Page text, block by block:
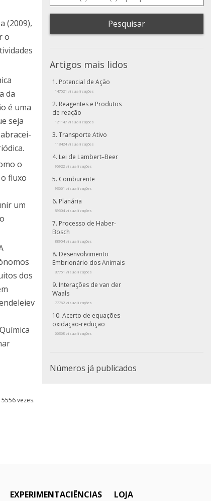
(2009),
o
da
é uma
seja
o
fluxo
um
dos
vezes.
Pesquisar
Artigos mais lidos
Potencial de Ação
147521 visualizações
Reagentes e Produtos
de reação
121147 visualizações
Transporte Ativo
118424 visualizações
Lei de Lambert–Beer
96922 visualizações
Comburente
93661 visualizações
Planária
89504 visualizações
Processo de Haber-
Bosch
88954 visualizações
Desenvolvimento
Embrionário dos Animais
87751 visualizações
Interações de van der
Waals
77762 visualizações
Acerto de equações
oxidação-redução
66368 visualizações
Números já publicados
EXPERIMENTACIÊNCIAS LOJA